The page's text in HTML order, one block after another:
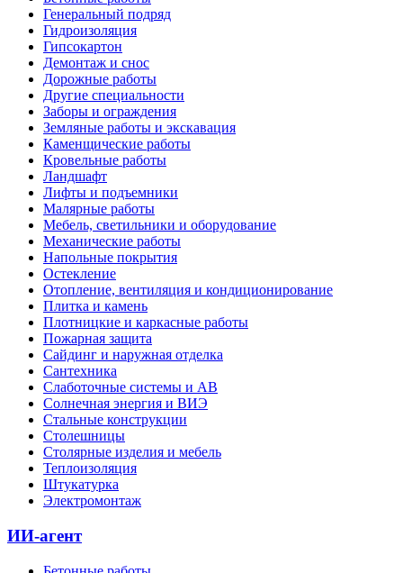
Генеральный подряд
Гидроизоляция
Гипсокартон
Демонтаж и снос
Дорожные работы
Другие специальности
Заборы и ограждения
Земляные работы и экскавация
Каменщические работы
Кровельные работы
Ландшафт
Лифты и подъемники
Малярные работы
Мебель, светильники и оборудование
Механические работы
Напольные покрытия
Остекление
Отопление, вентиляция и кондиционирование
Плитка и камень
Плотницкие и каркасные работы
Пожарная защита
Сайдинг и наружная отделка
Сантехника
Слаботочные системы и АВ
Солнечная энергия и ВИЭ
Стальные конструкции
Столешницы
Столярные изделия и мебель
Теплоизоляция
Штукатурка
Электромонтаж
ИИ-агент